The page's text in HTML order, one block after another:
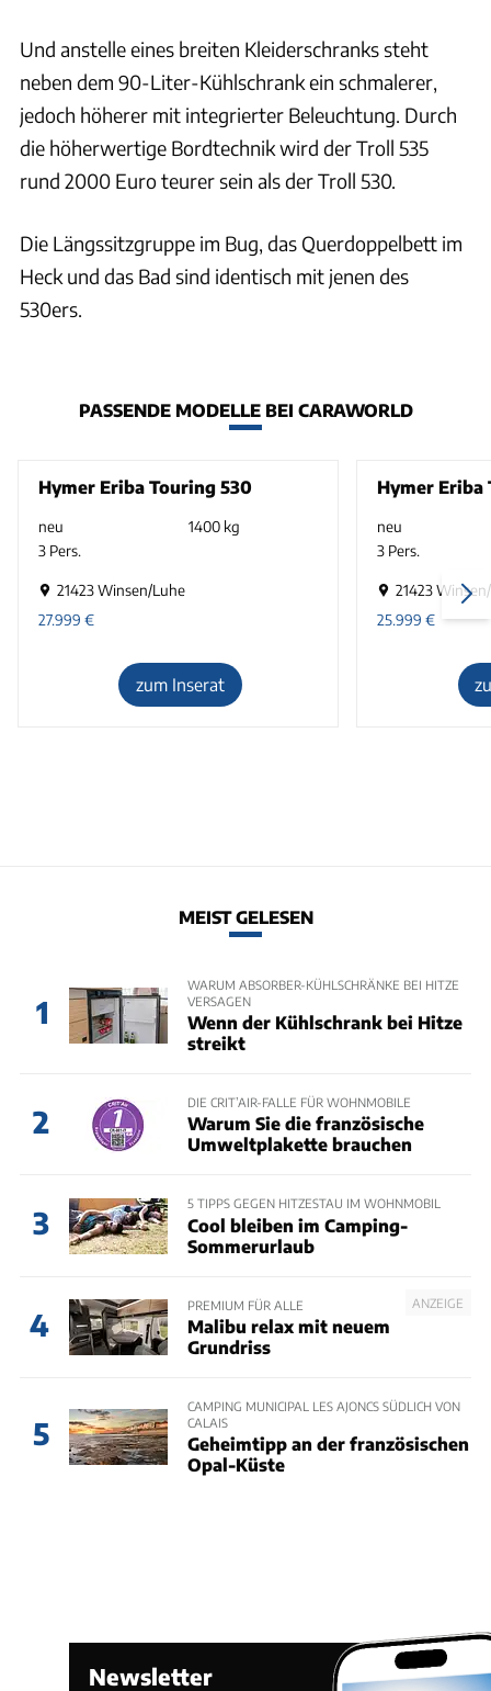
Und anstelle eines breiten Kleiderschranks steht
neben dem 90-Liter-Kühlschrank ein schmalerer,
jedoch höherer mit integrierter Beleuchtung. Durch
die höherwertige Bordtechnik wird der Troll 535
rund 2000 Euro teurer sein als der Troll 530.
Die Längssitzgruppe im Bug, das Querdoppelbett im
Heck und das Bad sind identisch mit jenen des
530ers.
PASSENDE MODELLE BEI CARAWORLD
Hymer Eriba Touring 530
neu
1400 kg
3 Pers.
21423 Winsen/Luhe
27.999 €
zum Inserat
Hymer Eriba
neu
3 Pers.
21423
25.999 €
MEIST GELESEN
1
WARUM ABSORBER-KÜHLSCHRÄNKE BEI HITZE
VERSAGEN
Wenn der Kühlschrank bei Hitze
streikt
2
DIE CRIT’AIR-FALLE FÜR WOHNMOBILE
Warum Sie die französische
Umweltplakette brauchen
3
5 TIPPS GEGEN HITZESTAU IM WOHNMOBIL
Cool bleiben im Camping-
Sommerurlaub
4
ANZEIGE
PREMIUM FÜR ALLE
Malibu relax mit neuem
Grundriss
5
CAMPING MUNICIPAL LES AJONCS SÜDLICH VON
CALAIS
Geheimtipp an der französischen
Opal-Küste
Newsletter